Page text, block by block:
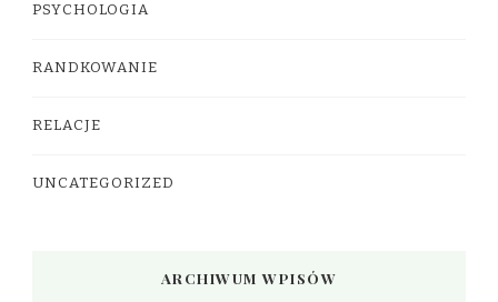
PSYCHOLOGIA
RANDKOWANIE
RELACJE
UNCATEGORIZED
ARCHIWUM WPISÓW